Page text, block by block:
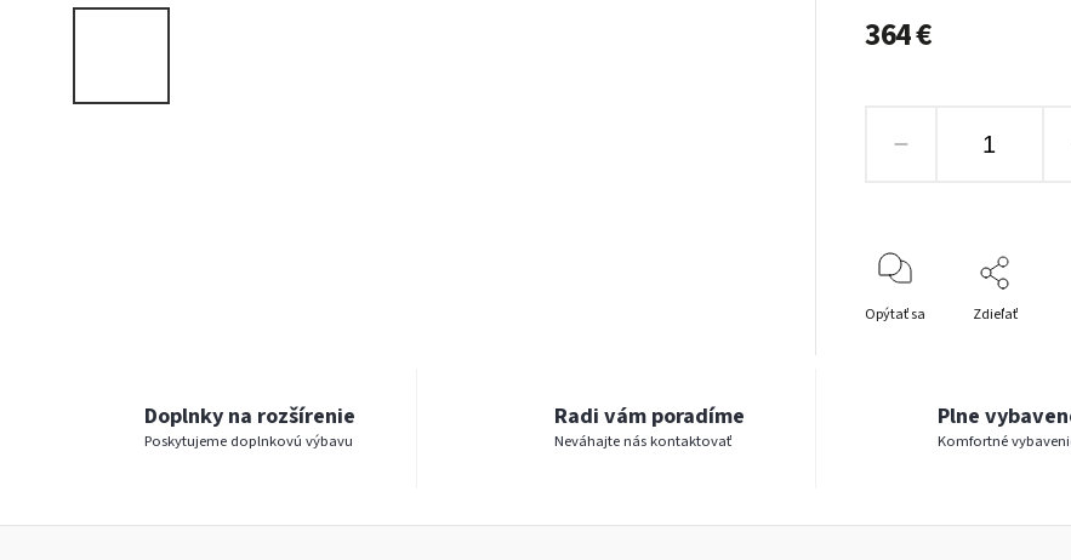
364 €
Opýtať sa Zdieľať
Doplnky na rozšírenie
Poskytujeme doplnkovú výbavu
Radi vám poradíme
Neváhajte nás kontaktovať
Plne
Komfortné